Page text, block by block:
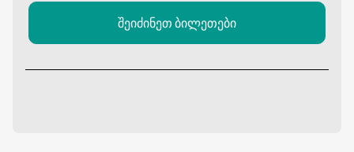
შეიძინეთ ბილეთები